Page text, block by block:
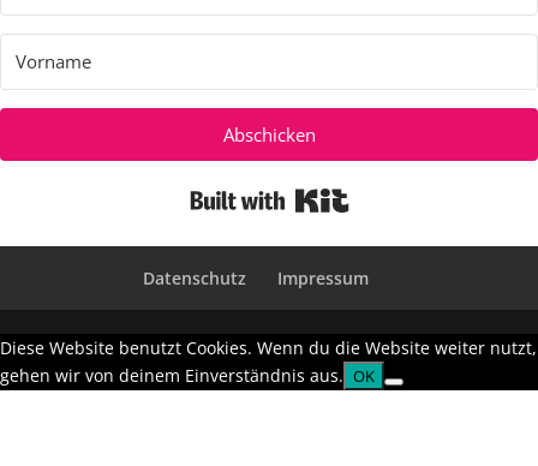
Abschicken
Datenschutz Impressum
Diese Website benutzt Cookies. Wenn du die Website weiter nutzt,
gehen wir von deinem Einverständnis aus. OK